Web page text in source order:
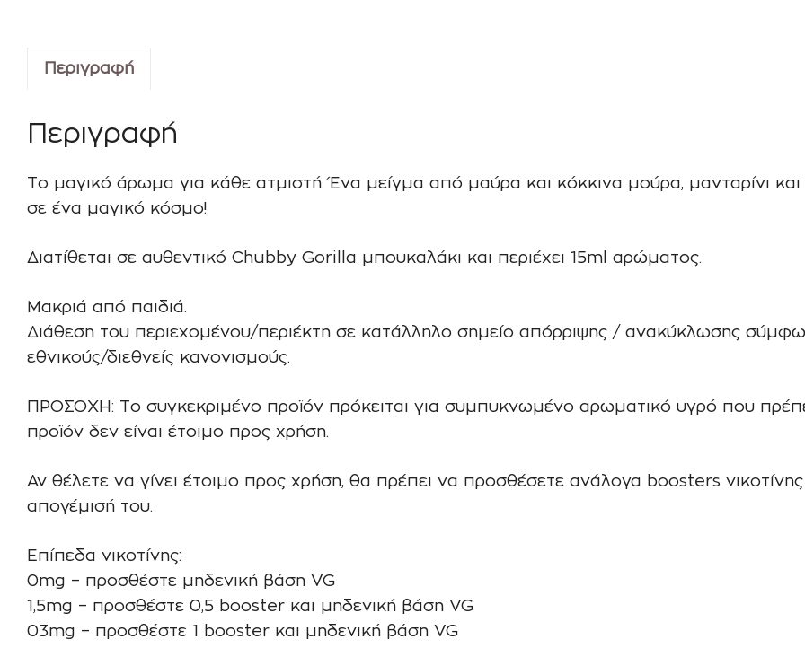
Περιγραφή
Περιγραφή
Το μαγικό άρωμα για κάθε ατμιστή. Ένα μείγμα από μαύρα και κόκκινα μούρα, μανταρίνι
σε ένα μαγικό κόσμο!
Διατίθεται σε αυθεντικό Chubby Gorilla μπουκαλάκι και περιέχει 15ml αρώματος.
Μακριά από παιδιά.
Διάθεση του περιεχομένου/περιέκτη σε κατάλληλο σημείο απόρριψης / ανακύκλωσης
εθνικούς/διεθνείς κανονισμούς.
ΠΡΟΣΟΧΗ: Το συγκεκριμένο προϊόν πρόκειται για συμπυκνωμένο αρωματικό υγρό που
προϊόν δεν είναι έτοιμο προς χρήση.
Αν θέλετε να γίνει έτοιμο προς χρήση, θα πρέπει να προσθέσετε ανάλογα boosters
απογέμισή του.
Επίπεδα νικοτίνης:
0mg – προσθέστε μηδενική βάση VG
1,5mg – προσθέστε 0,5 booster και μηδενική βάση VG
03mg – προσθέστε 1 booster και μηδενική βάση VG